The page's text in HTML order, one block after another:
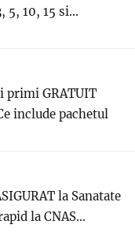
5, 10, 15 si...
primi GRATUIT
include pachetul
la Sanatate
la CNAS...